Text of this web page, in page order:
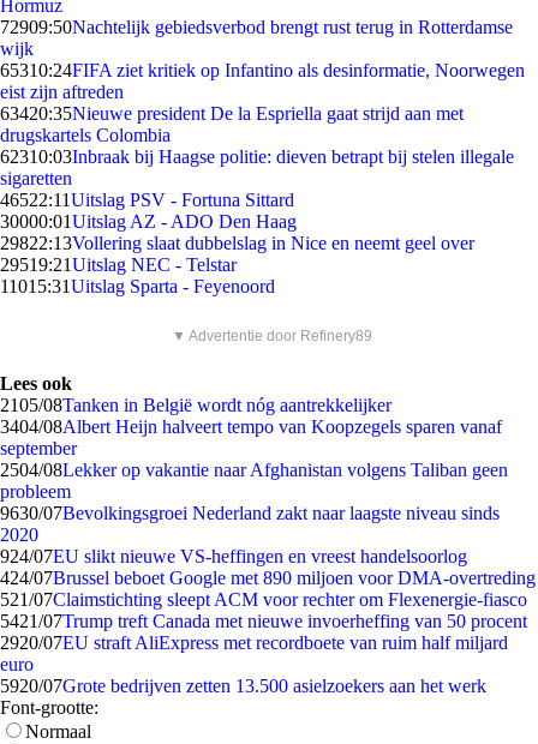
Hormuz
72909:50Nachtelijk gebiedsverbod brengt rust terug in Rotterdamse
wijk
65310:24FIFA ziet kritiek op Infantino als desinformatie, Noorwegen
eist zijn aftreden
63420:35Nieuwe president De la Espriella gaat strijd aan met
drugskartels Colombia
62310:03Inbraak bij Haagse politie: dieven betrapt bij stelen illegale
sigaretten
46522:11Uitslag PSV - Fortuna Sittard
30000:01Uitslag AZ - ADO Den Haag
29822:13Vollering slaat dubbelslag in Nice en neemt geel over
29519:21Uitslag NEC - Telstar
11015:31Uitslag Sparta - Feyenoord
▼ Advertentie door Refinery89
Lees ook
2105/08Tanken in België wordt nóg aantrekkelijker
3404/08Albert Heijn halveert tempo van Koopzegels sparen vanaf
september
2504/08Lekker op vakantie naar Afghanistan volgens Taliban geen
probleem
9630/07Bevolkingsgroei Nederland zakt naar laagste niveau sinds
2020
924/07EU slikt nieuwe VS-heffingen en vreest handelsoorlog
424/07Brussel beboet Google met 890 miljoen voor DMA-overtreding
521/07Claimstichting sleept ACM voor rechter om Flexenergie-fiasco
5421/07Trump treft Canada met nieuwe invoerheffing van 50 procent
2920/07EU straft AliExpress met recordboete van ruim half miljard
euro
5920/07Grote bedrijven zetten 13.500 asielzoekers aan het werk
Font-grootte:
Normaal